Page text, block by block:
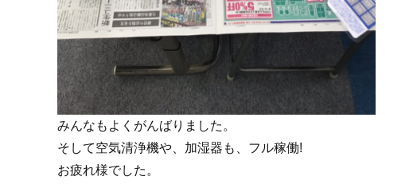
みんなもよくがんばりました。
そして空気清浄機や、加湿器も、フル稼働!
お疲れ様でした。